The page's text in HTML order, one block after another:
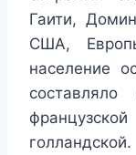
Гаити,
США,
население